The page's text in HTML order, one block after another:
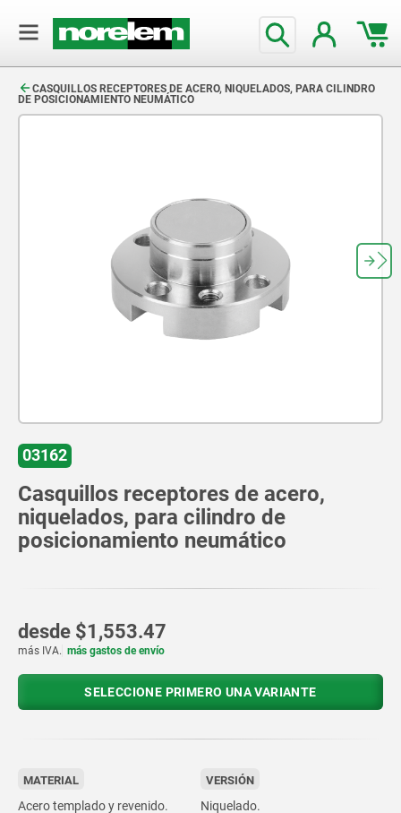
CASQUILLOS RECEPTORES DE ACERO, NIQUELADOS, PARA CILINDRO
DE POSICIONAMIENTO NEUMÁTICO
03162
Casquillos receptores de acero,
niquelados, para cilindro de
posicionamiento neumático
desde $1,553.47
más IVA. más gastos de envío
SELECCIONE PRIMERO UNA VARIANTE
MATERIAL
Acero templado y revenido.
VERSIÓN
Niquelado.